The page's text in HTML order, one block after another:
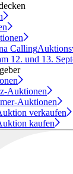
Calling
12. und 13.
Auktionen
Auktionen
verkaufen
kaufen